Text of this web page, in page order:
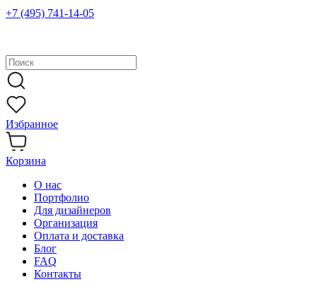
+7 (495) 741-14-05
Избранное
Корзина
О нас
Портфолио
Для дизайнеров
Организация
Оплата и доставка
Блог
FAQ
Контакты